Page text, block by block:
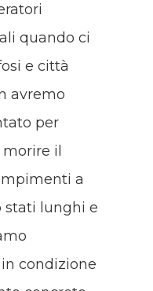
quando ci
e città
avremo
per
il
a
stati lunghi e
condizione